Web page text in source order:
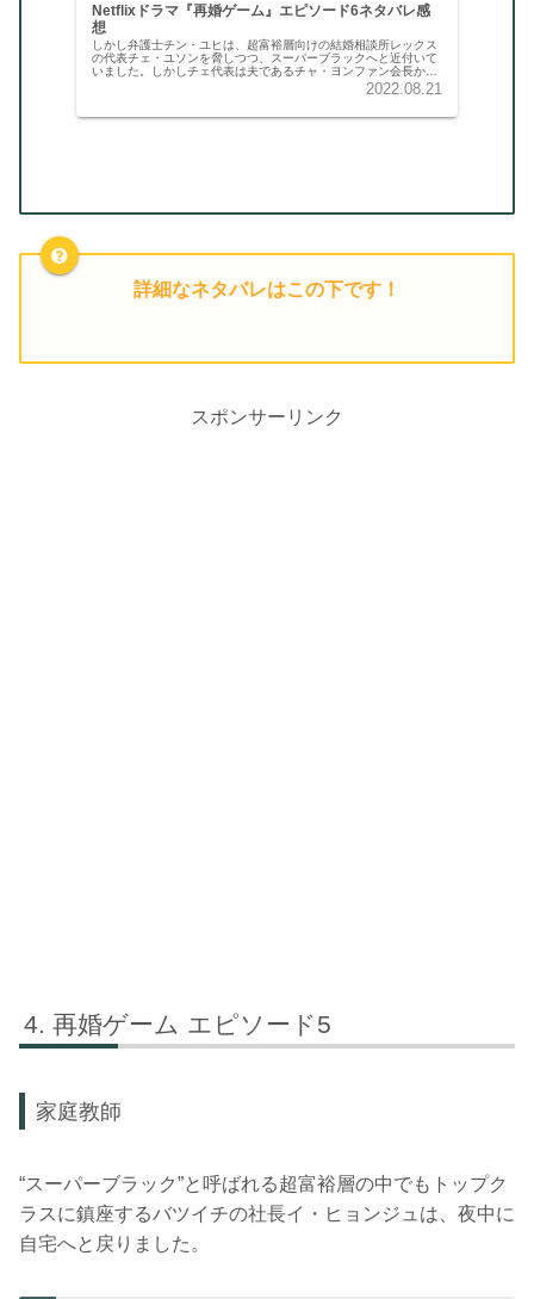
Netflixドラマ『再婚ゲーム』エピソード6ネタバレ感
想
しかし弁護士チン・ユヒは、超富裕層向けの結婚相談所レックス
の代表チェ・ユソンを脅しつつ、スーパーブラックへと近付いて
いました。しかしチェ代表は夫であるチャ・ヨンファン会長から
金を得るため、政治家との繋がりを持つチャン・ミジン教授を推
2022.08.21
詳細なネタバレはこの下です！
スポンサーリンク
再婚ゲーム エピソード5
家庭教師
“スーパーブラック”と呼ばれる超富裕層の中でもトップク
ラスに鎮座するバツイチの社長イ・ヒョンジュは、夜中に
自宅へと戻りました。